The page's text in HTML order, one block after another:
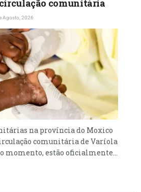
comunitária
Agosto, 2026
na província do Moxico
comunitária de Varíola
momento, estão oficialmente...